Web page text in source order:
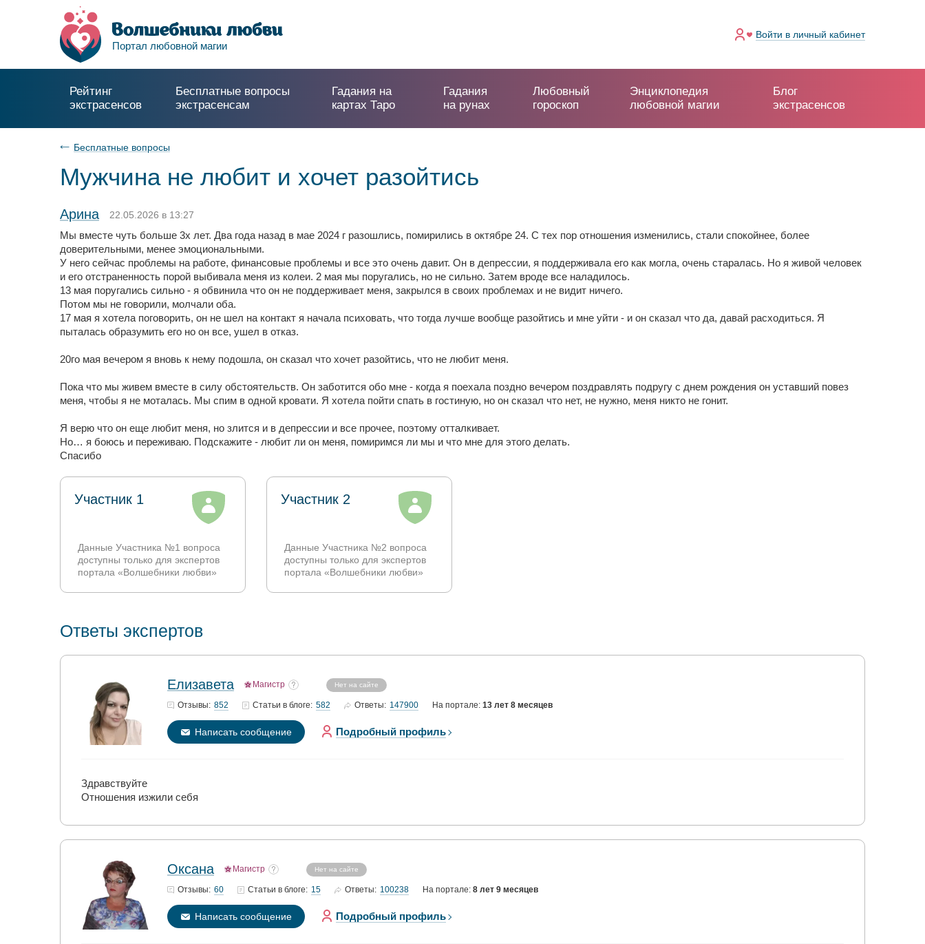
Портал любовной магии
Войти в личный кабинет
Рейтинг
экстрасенсов
Бесплатные вопросы
экстрасенсам
Гадания на
картах Таро
Гадания
на рунах
Любовный
гороскоп
Энциклопедия
любовной магии
Блог
экстрасенсов
Бесплатные вопросы
Мужчина не любит и хочет разойтись
Арина 22.05.2026 в 13:27
Мы вместе чуть больше 3х лет. Два года назад в мае 2024 г разошлись, помирились в октябре 24. С тех пор отношения изменились, стали спокойнее, более
доверительными, менее эмоциональными.
У него сейчас проблемы на работе, финансовые проблемы и все это очень давит. Он в депрессии, я поддерживала его как могла, очень старалась. Но я живой человек
и его отстраненность порой выбивала меня из колеи. 2 мая мы поругались, но не сильно. Затем вроде все наладилось.
13 мая поругались сильно - я обвинила что он не поддерживает меня, закрылся в своих проблемах и не видит ничего.
Потом мы не говорили, молчали оба.
17 мая я хотела поговорить, он не шел на контакт я начала психовать, что тогда лучше вообще разойтись и мне уйти - и он сказал что да, давай расходиться. Я
пыталась образумить его но он все, ушел в отказ.
20го мая вечером я вновь к нему подошла, он сказал что хочет разойтись, что не любит меня.
Пока что мы живем вместе в силу обстоятельств. Он заботится обо мне - когда я поехала поздно вечером поздравлять подругу с днем рождения он уставший повез
меня, чтобы я не моталась. Мы спим в одной кровати. Я хотела пойти спать в гостиную, но он сказал что нет, не нужно, меня никто не гонит.
Я верю что он еще любит меня, но злится и в депрессии и все прочее, поэтому отталкивает.
Но… я боюсь и переживаю. Подскажите - любит ли он меня, помиримся ли мы и что мне для этого делать.
Спасибо
Участник 1
Данные Участника №1 вопроса
доступны только для экспертов
портала «Волшебники любви»
Участник 2
Данные Участника №2 вопроса
доступны только для экспертов
портала «Волшебники любви»
Ответы экспертов
Елизавета Магистр Нет на сайте
Отзывы: 852 Статьи в блоге: 582 Ответы: 147900 На портале: 13 лет 8 месяцев
Написать сообщение Подробный профиль
Здравствуйте
Отношения изжили себя
Оксана Магистр Нет на сайте
Отзывы: 60 Статьи в блоге: 15 Ответы: 100238 На портале: 8 лет 9 месяцев
Написать сообщение Подробный профиль